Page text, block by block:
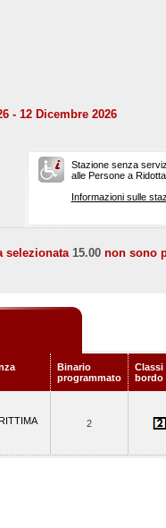
- 12 Dicembre 2026
Stazione senza
alle Persone a
Informazioni sulle
selezionata15.00 non sono
Binario
programmato
Classi
bordo
2